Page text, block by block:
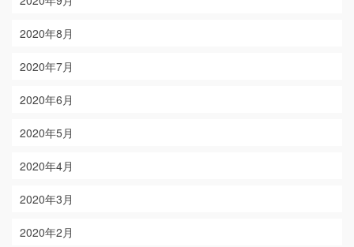
2020年8月
2020年7月
2020年6月
2020年5月
2020年4月
2020年3月
2020年2月